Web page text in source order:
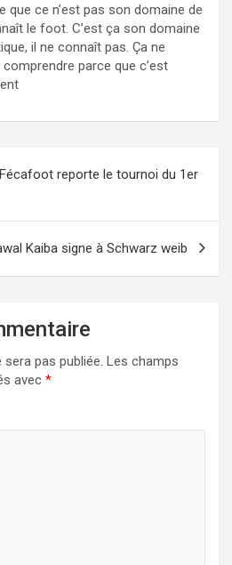
que ce n’est pas son domaine de
le foot. C’est ça son domaine
il ne connaît pas. Ça ne
parce que c’est
reporte le tournoi du 1er
Kaiba signe à Schwarz weib
pas publiée. Les champs
avec *